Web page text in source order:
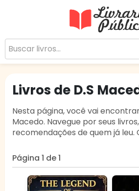
Sua Biblioteca
Livros de D.S
Nesta página, você vai
Macedo. Navegue por seus
recomendações de quem já leu.
Página 1 de 1